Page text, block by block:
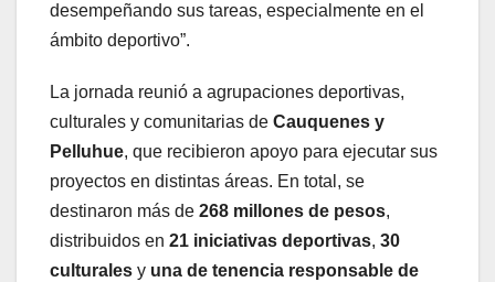
desempeñando sus tareas, especialmente en el
ámbito deportivo”.
La jornada reunió a agrupaciones deportivas,
culturales y comunitarias de Cauquenes y
Pelluhue, que recibieron apoyo para ejecutar sus
proyectos en distintas áreas. En total, se
destinaron más de 268 millones de pesos,
distribuidos en 21 iniciativas deportivas, 30
culturales y una de tenencia responsable de